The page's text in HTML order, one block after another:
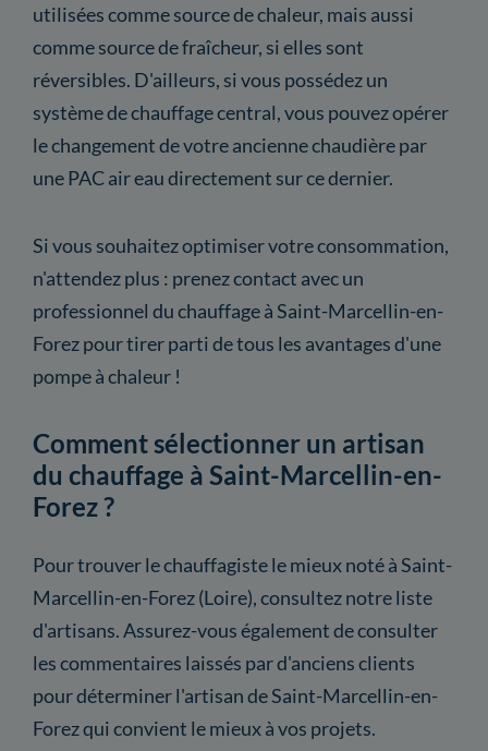
utilisées comme source de chaleur, mais aussi
comme source de fraîcheur, si elles sont
réversibles. D'ailleurs, si vous possédez un
système de chauffage central, vous pouvez opérer
le changement de votre ancienne chaudière par
une PAC air eau directement sur ce dernier.
Si vous souhaitez optimiser votre consommation,
n'attendez plus : prenez contact avec un
professionnel du chauffage à Saint-Marcellin-en-
Forez pour tirer parti de tous les avantages d'une
pompe à chaleur !
Comment sélectionner un artisan
du chauffage à Saint-Marcellin-en-
Forez ?
Pour trouver le chauffagiste le mieux noté à Saint-
Marcellin-en-Forez (Loire), consultez notre liste
d'artisans. Assurez-vous également de consulter
les commentaires laissés par d'anciens clients
pour déterminer l'artisan de Saint-Marcellin-en-
Forez qui convient le mieux à vos projets.